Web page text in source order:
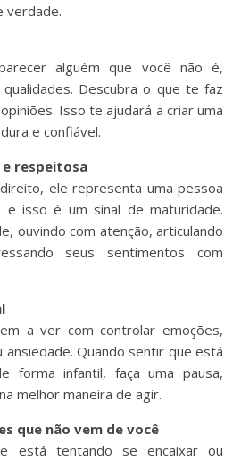
verdade.
alguém que você não é,
Descubra o que te faz
Isso te ajudará a criar uma
e confiável.
e respeitosa
ele representa uma pessoa
e isso é um sinal de maturidade.
ouvindo com atenção, articulando
seus sentimentos com
a ver com controlar emoções,
ansiedade. Quando sentir que está
forma infantil, faça uma pausa,
melhor maneira de agir.
que não vem de você
está tentando se encaixar ou